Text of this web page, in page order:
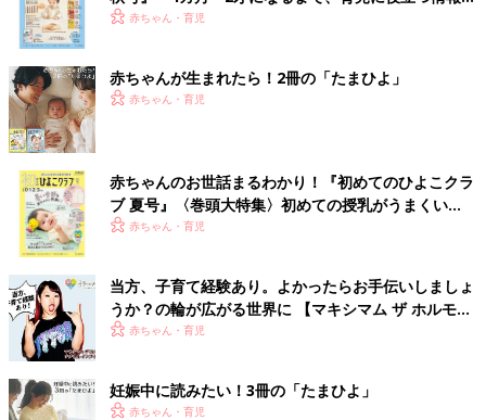
いっぱい！
赤ちゃん・育児
赤ちゃんが生まれたら！2冊の「たまひよ」
赤ちゃん・育児
赤ちゃんのお世話まるわかり！『初めてのひよこクラ
ブ 夏号』〈巻頭大特集〉初めての授乳がうまくい
く！ おっぱい・ミルクの基本と夏のトラブル 解決テ
赤ちゃん・育児
当方、子育て経験あり。よかったらお手伝いしましょ
うか？の輪が広がる世界に 【マキシマム ザ ホルモ
ン・ナヲさん】
赤ちゃん・育児
妊娠中に読みたい！3冊の「たまひよ」
赤ちゃん・育児